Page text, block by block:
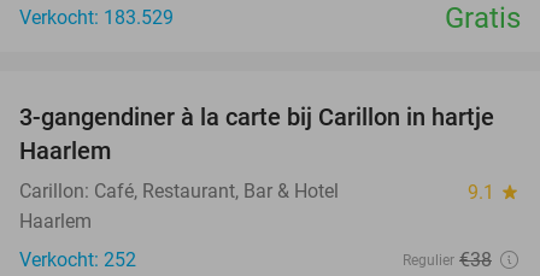
Verkocht: 183.529
Gratis
28%
3-gangendiner à la carte bij Carillon in hartje
Haarlem
Carillon: Café, Restaurant, Bar & Hotel 9.1 star
Haarlem
Verkocht: 252
Regulier €38